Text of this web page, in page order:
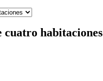
habitaciones